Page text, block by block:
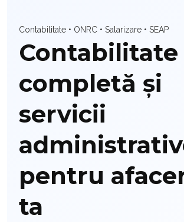
Contabilitate • ONRC • Salarizare • SEAP
Contabilitate
completă și
servicii
pentru
ta